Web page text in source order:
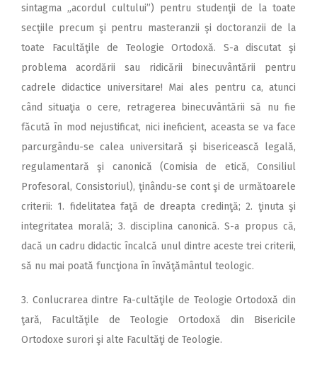
sintagma „acordul cultului”) pentru studenţii de la toate
secţiile precum şi pentru masteranzii şi doctoranzii de la
toate Facultăţile de Teologie Ortodoxă. S-a discutat şi
problema acordării sau ridicării binecuvântării pentru
cadrele didactice universitare! Mai ales pentru ca, atunci
când situaţia o cere, retragerea binecuvântării să nu fie
făcută în mod nejustificat, nici ineficient, aceasta se va face
parcurgându-se calea universitară şi bisericească legală,
regulamentară şi canonică (Comisia de etică, Consiliul
Profesoral, Consistoriul), ţinându-se cont şi de următoarele
criterii: 1. fidelitatea faţă de dreapta credinţă; 2. ţinuta şi
integritatea morală; 3. disciplina canonică. S-a propus că,
dacă un cadru didactic încalcă unul dintre aceste trei criterii,
să nu mai poată funcţiona în învăţământul teologic.
3. Conlucrarea dintre Fa-cultăţile de Teologie Ortodoxă din
ţară, Facultăţile de Teologie Ortodoxă din Bisericile
Ortodoxe surori şi alte Facultăţi de Teologie.